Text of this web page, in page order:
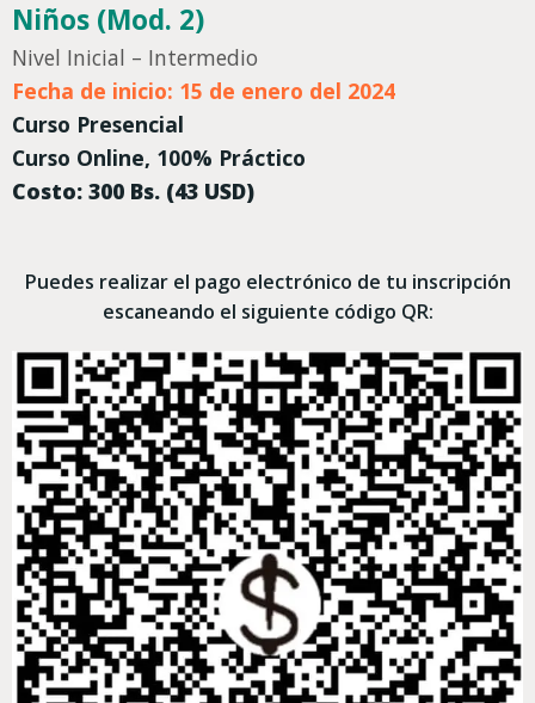
Niños (Mod. 2)
Nivel Inicial – Intermedio
Fecha de inicio: 15 de enero del 2024
Curso Presencial
Curso Online, 100% Práctico
Costo: 300 Bs. (43 USD)
Puedes realizar el pago electrónico de tu inscripción
escaneando el siguiente código QR: